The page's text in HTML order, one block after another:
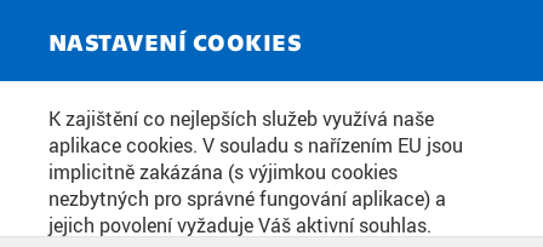
NASTAVENÍ COOKIES
K zajištění co nejlepších služeb využívá naše
aplikace cookies. V souladu s nařízením EU jsou
implicitně zakázána (s výjimkou cookies
nezbytných pro správné fungování aplikace) a
jejich povolení vyžaduje Váš aktivní souhlas.
ZPRAVODAJSKÝ SERVIS
DEN OTEVŘENÝCH DVEŘÍ PRO
PRŮMYSL 4.0 - 14.5. VŠB - TUO
Datum zveřejnění:20. 4. 2026